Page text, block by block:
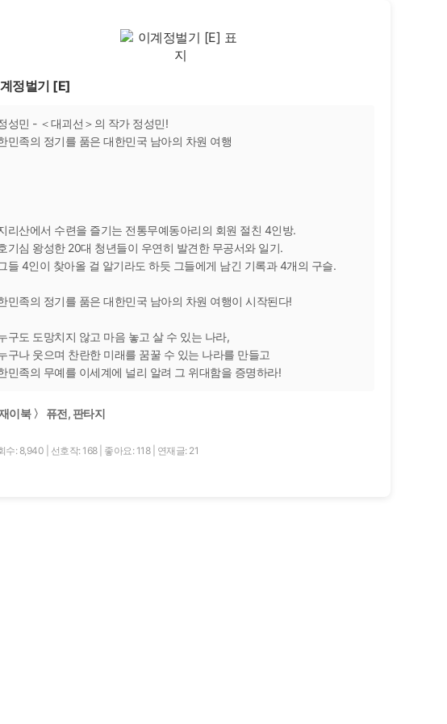
정벌기 [E]
성민 - ＜대괴선＞의 작가 정성민!
민족의 정기를 품은 대한민국 남아의 차원 여행
리산에서 수련을 즐기는 전통무예동아리의 회원 절친 4인방.
기심 왕성한 20대 청년들이 우연히 발견한 무공서와 일기.
들 4인이 찾아올 걸 알기라도 하듯 그들에게 남긴 기록과 4개의 구슬.
민족의 정기를 품은 대한민국 남아의 차원 여행이 시작된다!
구도 도망치지 않고 마음 놓고 살 수 있는 나라,
구나 웃으며 찬란한 미래를 꿈꿀 수 있는 나라를 만들고
민족의 무예를 이세계에 널리 알려 그 위대함을 증명하라!
이북 〉 퓨전, 판타지
수: 8,940 선호작: 168 좋아요: 118 연재글: 21